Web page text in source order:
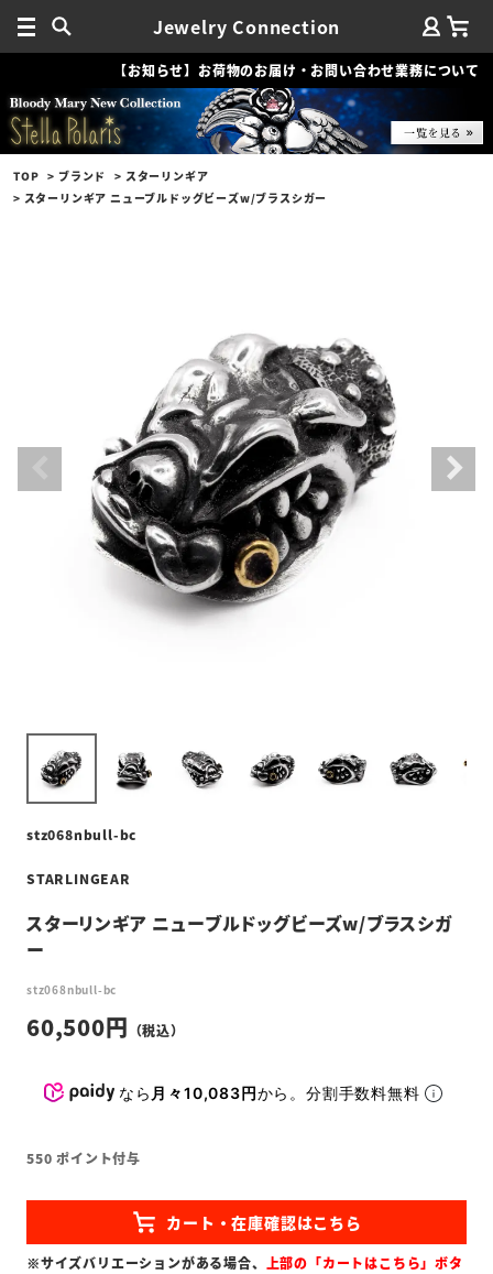
Jewelry Connection
【お知らせ】お荷物のお届け・お問い合わせ業務について
TOP ブランド
スターリンギア
スターリンギア ニューブルドッグビーズw/ブラスシガー
stz068nbull-bc
STARLINGEAR
スターリンギア ニューブルドッグビーズw/ブラスシガ
ー
stz068nbull-bc
60,500
なら 月々10,083円から。分割手数料無料
550 ポイント付与
※サイズバリエーションがある場合、 上部の「カートはこちら」ボタ